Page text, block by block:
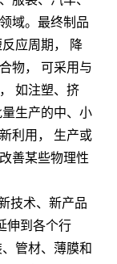
域。最终制品
应周期，
降
物，
可采用与
如注塑、挤
生产的中、小
利用，
生产或
善某些物理性
技术、新产品
伸到各个行
管材、薄膜和